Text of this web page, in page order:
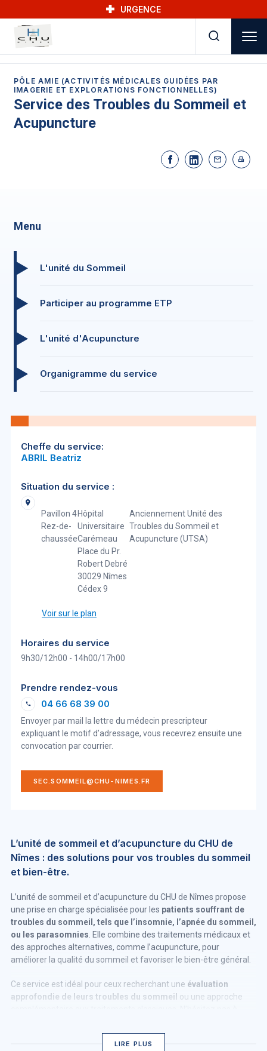
URGENCE
PÔLE AMIE (ACTIVITÉS MÉDICALES GUIDÉES PAR
IMAGERIE ET EXPLORATIONS FONCTIONNELLES)
Service des Troubles du Sommeil et
Acupuncture
Cheffe du service:
ABRIL Beatriz
Situation du service :
Pavillon 4
Rez-de-
chaussée
Hôpital
Universitaire
Carémeau
Place du Pr.
Robert Debré
30029 Nîmes
Cédex 9
Anciennement Unité des
Troubles du Sommeil et
Acupuncture (UTSA)
Voir sur le plan
Horaires du service
9h30/12h00 - 14h00/17h00
Prendre rendez-vous
04 66 68 39 00
Envoyer par mail la lettre du médecin prescripteur
expliquant le motif d’adressage, vous recevrez ensuite une
convocation par courrier.
SEC.SOMMEIL@CHU-NIMES.FR
L’unité de sommeil et d’acupuncture du CHU de
Nîmes : des solutions pour vos troubles du sommeil
et bien-être.
L’unité de sommeil et d’acupuncture du CHU de Nîmes propose
une prise en charge spécialisée pour les patients souffrant de
troubles du sommeil, tels que l’insomnie, l’apnée du sommeil,
ou les parasomnies . Elle combine des traitements médicaux et
des approches alternatives, comme l’acupuncture, pour
améliorer la qualité du sommeil et favoriser le bien-être général.
Ce service est idéal pour ceux recherchant une évaluation
approfondie de leurs troubles du sommeil ou une approche
à trouver le sommeil ou à le maintenir.
LIRE PLUS
Menu
L'unité du Sommeil
Participer au programme ETP
L'unité d'Acupuncture
Organigramme du service